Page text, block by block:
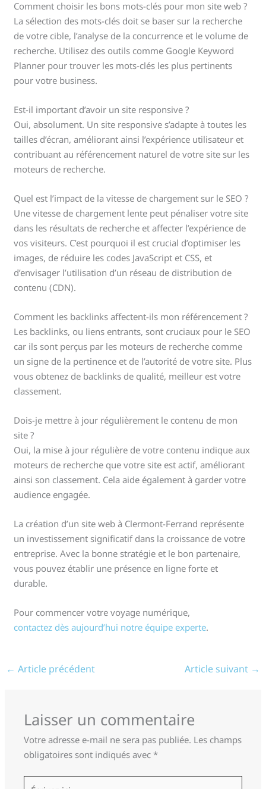
Comment choisir les bons mots-clés pour mon site web ?
La sélection des mots-clés doit se baser sur la recherche
de votre cible, l’analyse de la concurrence et le volume de
recherche. Utilisez des outils comme Google Keyword
Planner pour trouver les mots-clés les plus pertinents
pour votre business.
Est-il important d’avoir un site responsive ?
Oui, absolument. Un site responsive s’adapte à toutes les
tailles d’écran, améliorant ainsi l’expérience utilisateur et
contribuant au référencement naturel de votre site sur les
moteurs de recherche.
Quel est l’impact de la vitesse de chargement sur le SEO ?
Une vitesse de chargement lente peut pénaliser votre site
dans les résultats de recherche et affecter l’expérience de
vos visiteurs. C’est pourquoi il est crucial d’optimiser les
images, de réduire les codes JavaScript et CSS, et
d’envisager l’utilisation d’un réseau de distribution de
contenu (CDN).
Comment les backlinks affectent-ils mon référencement ?
Les backlinks, ou liens entrants, sont cruciaux pour le SEO
car ils sont perçus par les moteurs de recherche comme
un signe de la pertinence et de l’autorité de votre site. Plus
vous obtenez de backlinks de qualité, meilleur est votre
classement.
Dois-je mettre à jour régulièrement le contenu de mon
site ?
Oui, la mise à jour régulière de votre contenu indique aux
moteurs de recherche que votre site est actif, améliorant
ainsi son classement. Cela aide également à garder votre
audience engagée.
La création d’un site web à Clermont-Ferrand représente
un investissement significatif dans la croissance de votre
entreprise. Avec la bonne stratégie et le bon partenaire,
vous pouvez établir une présence en ligne forte et
durable.
Pour commencer votre voyage numérique,
contactez dès aujourd’hui notre équipe experte.
← Article précédent Article suivant →
Laisser un commentaire
Votre adresse e-mail ne sera pas publiée. Les champs
obligatoires sont indiqués avec*
Écrivez